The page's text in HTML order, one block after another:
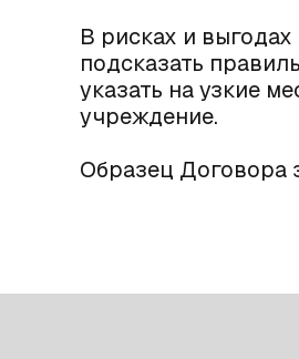
В рисках и
подсказать
указать на узкие
учреждение.
Образец Договора